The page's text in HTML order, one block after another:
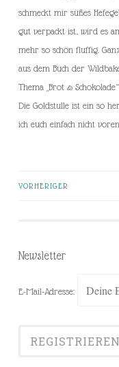
schmeckt mir süßes
gut verpackt ist, wird es
mehr so schön fluffig.
aus dem Buch der
Thema „Brot &
Die Goldstulle ist ein so
ich euch einfach nicht
Beiträge-
VORHERIGER
Newsletter
E-Mail-Adresse: